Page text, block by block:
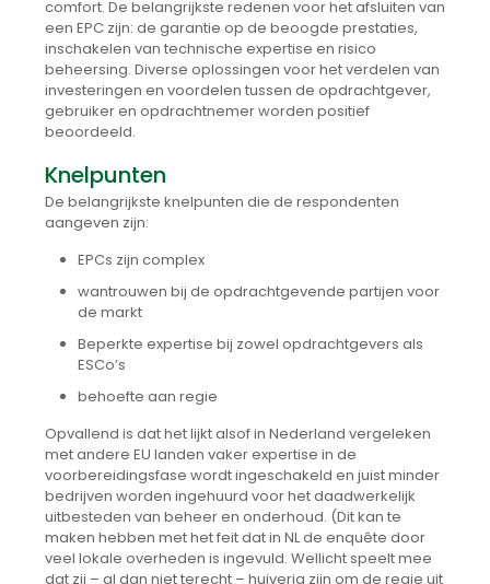
comfort. De belangrijkste redenen voor het afsluiten van
een EPC zijn: de garantie op de beoogde prestaties,
inschakelen van technische expertise en risico
beheersing. Diverse oplossingen voor het verdelen van
investeringen en voordelen tussen de opdrachtgever,
gebruiker en opdrachtnemer worden positief
beoordeeld.
Knelpunten
De belangrijkste knelpunten die de respondenten
aangeven zijn:
EPCs zijn complex
wantrouwen bij de opdrachtgevende partijen voor
de markt
Beperkte expertise bij zowel opdrachtgevers als
ESCo’s
behoefte aan regie
Opvallend is dat het lijkt alsof in Nederland vergeleken
met andere EU landen vaker expertise in de
voorbereidingsfase wordt ingeschakeld en juist minder
bedrijven worden ingehuurd voor het daadwerkelijk
uitbesteden van beheer en onderhoud. (Dit kan te
maken hebben met het feit dat in NL de enquête door
veel lokale overheden is ingevuld. Wellicht speelt mee
dat zij – al dan niet terecht – huiverig zijn om de regie uit